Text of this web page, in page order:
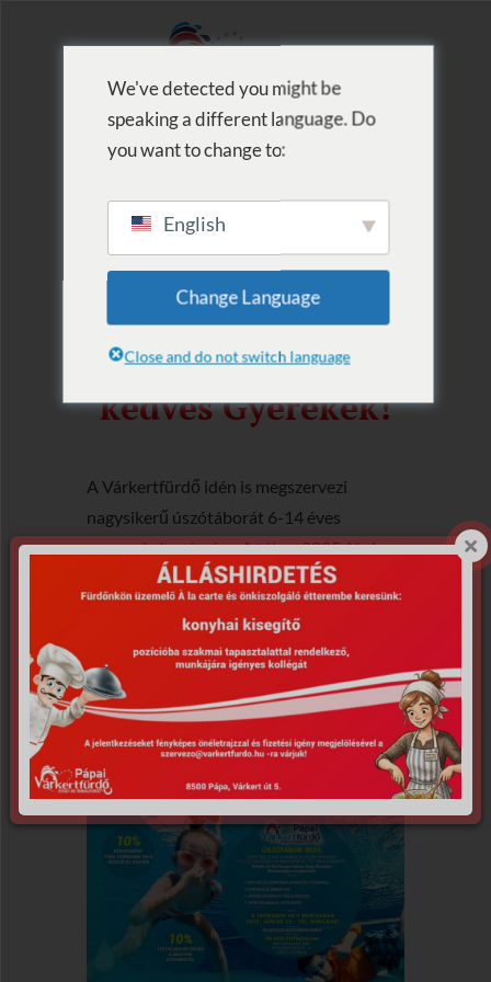
2025. Úszótábor
Kedves Szülők,
kedves Gyerekek!
A Várkertfürdő idén is megszervezi
nagysikerű úszótáborát 6-14 éves
gyermekek számára. A tábor 2025. június
23.-tól indul heti turnusokban, melyek
hétfőtől péntekig tartanak, 8-16 óráig. Egy
turnus 15 fő jelentkezése esetén indul el.
Turnusonként maximum 40 fő vehet részt.
RÉSZLETEK ÉS JELENTKEZÉS
We've detected you might be
speaking a different language. Do
you want to change to:
English
Change Language
Close and do not switch language